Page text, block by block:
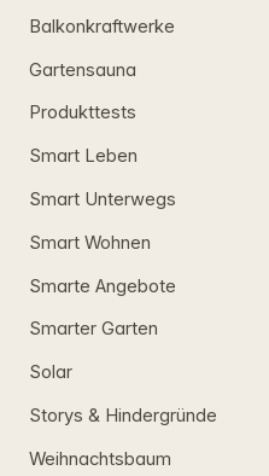
Balkonkraftwerke
Gartensauna
Produkttests
Smart Leben
Smart Unterwegs
Smart Wohnen
Smarte Angebote
Smarter Garten
Solar
Storys & Hindergründe
Weihnachtsbaum